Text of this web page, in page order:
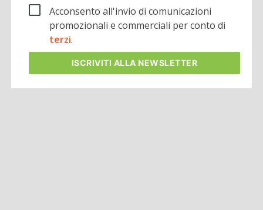
Acconsento all'invio di comunicazioni
promozionali e commerciali per conto di
terzi.
ISCRIVITI ALLA NEWSLETTER